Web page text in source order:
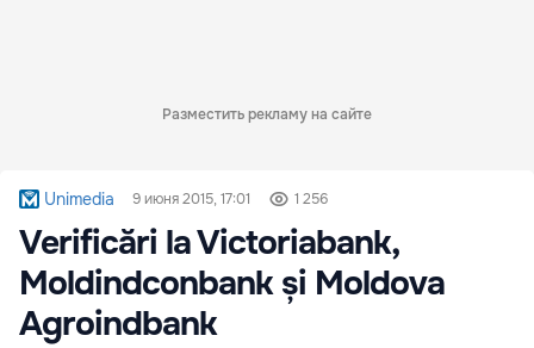
Разместить рекламу на сайте
Unimedia 9 июня 2015, 17:01 1 256
Verificări la Victoriabank,
Moldindconbank și Moldova
Agroindbank